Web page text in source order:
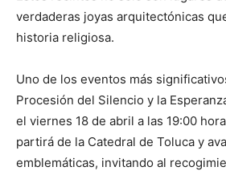
verdaderas joyas arquitectónicas
historia religiosa.
Uno de los eventos más
Procesión del Silencio y la
el viernes 18 de abril a las 19:00
partirá de la Catedral de Toluca y
emblemáticas, invitando al